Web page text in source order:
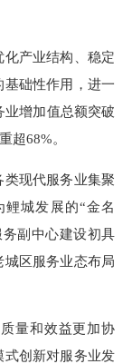
产业结构、稳定
础性作用，进一
业增加值总额突破
超68%。
现代服务业集聚
城发展的“金名
副中心建设初具
区服务业态布局
量和效益更加协
式创新对服务业发